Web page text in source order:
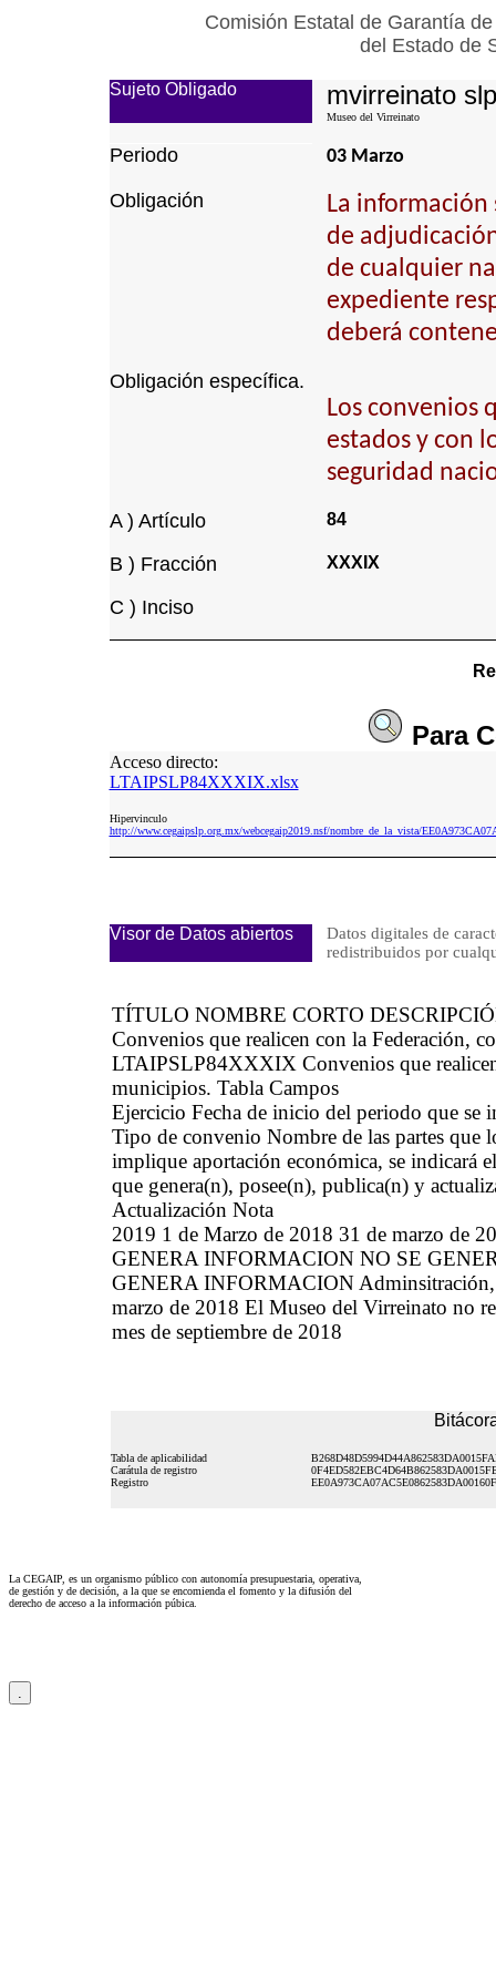
Comisión Estatal de Garantía
del Estado de
Sujeto Obligado mvirreinato slp
Museo del Virreinato
Periodo 03 Marzo
Obligación
La
de
de cualquier
expediente
deberá
Obligación específica.
Los convenios
estados y con
seguridad
A ) Artículo 84
B ) Fracción XXXIX
C ) Inciso
Para
Acceso directo:
LTAIPSLP84XXXIX.xlsx
Hipervinculo
http://www.cegaipslp.org.mx/webcegaip2019.nsf/nombre_de_la_vista/
Visor de Datos abiertos
Datos digitales de
redistribuidos por
TÍTULO NOMBRE CORTO
Convenios que realicen con la Federación,
LTAIPSLP84XXXIX Convenios que
municipios. Tabla Campos
Ejercicio Fecha de inicio del periodo que se
Tipo de convenio Nombre de las partes que
implique aportación económica, se indicará
que genera(n), posee(n), publica(n) y
Actualización Nota
2019 1 de Marzo de 2018 31 de marzo de
GENERA INFORMACION NO SE
GENERA INFORMACION Adminsitración,
marzo de 2018 El Museo del Virreinato no
mes de septiembre de 2018
Tabla de aplicabilidad
Carátula de registro
Registro
La CEGAIP, es un organismo público con autonomía presupuestaria, operativa,
de gestión y de decisión, a la que se encomienda el fomento y la difusión del
derecho de acceso a la información púbica.